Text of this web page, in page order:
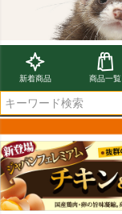
新着商品 商品一覧